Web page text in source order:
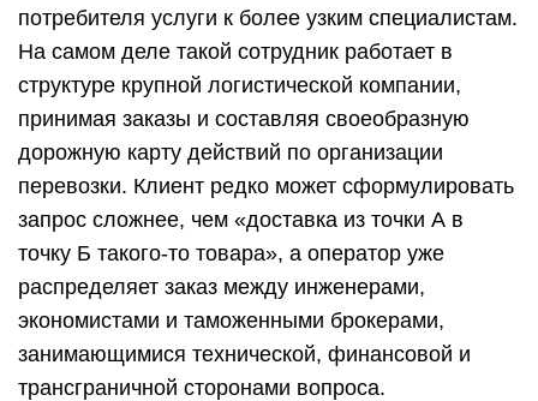
потребителя услуги к более узким специалистам.
На самом деле такой сотрудник работает в
структуре крупной логистической компании,
принимая заказы и составляя своеобразную
дорожную карту действий по организации
перевозки. Клиент редко может сформулировать
запрос сложнее, чем «доставка из точки А в
точку Б такого-то товара», а оператор уже
распределяет заказ между инженерами,
экономистами и таможенными брокерами,
занимающимися технической, финансовой и
трансграничной сторонами вопроса.